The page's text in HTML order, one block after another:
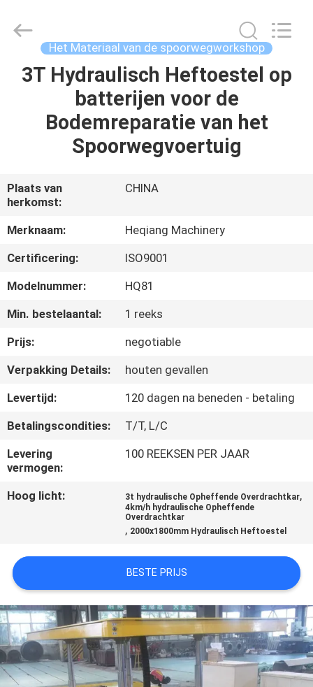
HUIS
PRODUCTEN
ONGEVEER
ONS
FABRIEKSREIS
KWALITEITSCONTROLE
CONTACTEER
ONS
VERZOEK
CITAAT
SITEMAP
POLICY
Share
Reserved.
Het Materiaal van de spoorwegworkshop
3T Hydraulisch Heftoestel op
batterijen voor de
Bodemreparatie van het
Spoorwegvoertuig
Plaats van
herkomst:
CHINA
Merknaam:
Heqiang Machinery
Certificering:
ISO9001
Modelnummer:
HQ81
Min. bestelaantal:
1 reeks
Prijs:
negotiable
Verpakking Details:
houten gevallen
Levertijd:
120 dagen na beneden - betaling
Betalingscondities:
T/T, L/C
Levering
vermogen:
100 REEKSEN PER JAAR
Hoog licht: 3t hydraulische Opheffende Overdrachtkar,
4km/h hydraulische Opheffende
Overdrachtkar
, 2000x1800mm Hydraulisch Heftoestel
BESTE PRIJS